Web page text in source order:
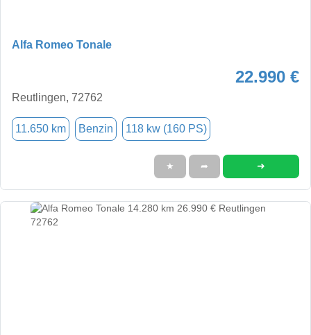
Alfa Romeo Tonale
22.990 €
Reutlingen, 72762
11.650 km Benzin 118 kw (160 PS)
★ ➦ ➜